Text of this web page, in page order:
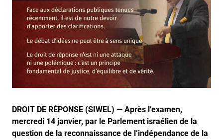
DROIT DE RÉPONSE (SIWEL) — Après l’examen,
mercredi 14 janvier, par le Parlement israélien de la
question de la reconnaissance de l’indépendance de la